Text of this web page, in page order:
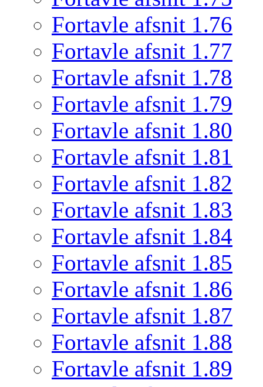
Fortavle afsnit 1.76
Fortavle afsnit 1.77
Fortavle afsnit 1.78
Fortavle afsnit 1.79
Fortavle afsnit 1.80
Fortavle afsnit 1.81
Fortavle afsnit 1.82
Fortavle afsnit 1.83
Fortavle afsnit 1.84
Fortavle afsnit 1.85
Fortavle afsnit 1.86
Fortavle afsnit 1.87
Fortavle afsnit 1.88
Fortavle afsnit 1.89